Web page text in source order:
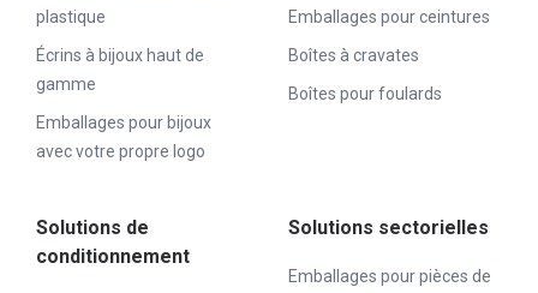
plastique
Écrins à bijoux haut de
gamme
Emballages pour bijoux
avec votre propre logo
Emballages pour ceintures
Boîtes à cravates
Boîtes pour foulards
Solutions de
conditionnement
Solutions sectorielles
Emballages pour pièces de